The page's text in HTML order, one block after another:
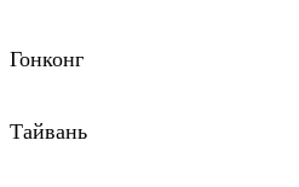
Гонконг
Тайвань